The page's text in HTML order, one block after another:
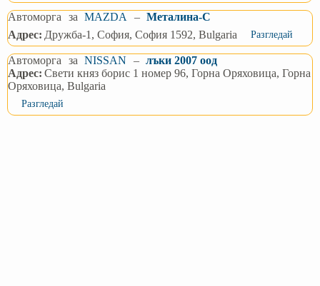
Автоморга за MAZDA – Металина-С
Адрес: Дружба-1, София, София 1592, Bulgaria Разгледай
Автоморга за NISSAN – лъки 2007 оод
Адрес: Свети княз борис 1 номер 96, Горна Оряховица, Горна
Оряховица, Bulgaria
Разгледай